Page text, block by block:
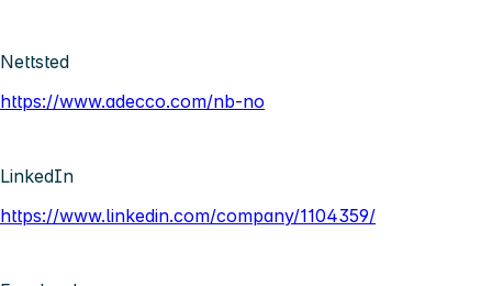
Nettsted
https://www.adecco.com/nb-no
LinkedIn
https://www.linkedin.com/company/1104359/